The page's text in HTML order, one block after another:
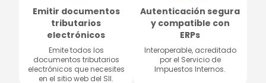
Emitir documentos
tributarios
electrónicos
Emite todos los
documentos tributarios
electrónicos que necesites
en el sitio web del SII.
Autenticación segura
y compatible con
ERPs
Interoperable, acreditado
por el Servicio de
Impuestos Internos.